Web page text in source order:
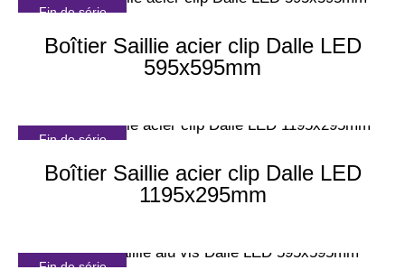
Fin de série
Boîtier Saillie acier clip Dalle LED
595x595mm
Fin de série
Boîtier Saillie acier clip Dalle LED
1195x295mm
Fin de série